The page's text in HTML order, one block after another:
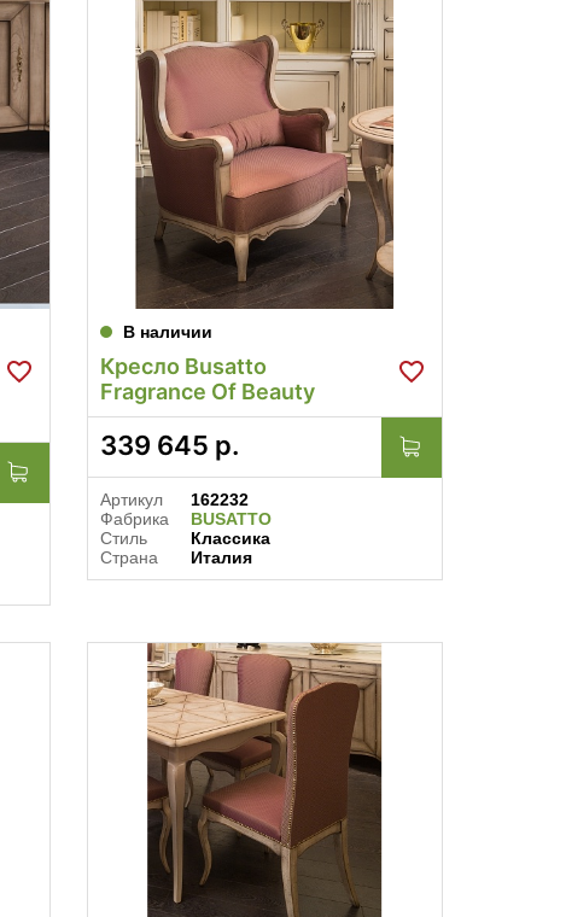
В наличии
Кресло Busatto
Fragrance Of Beauty
339 645 р.
Артикул
162232
Фабрика
BUSATTO
Стиль
Классика
Страна
Италия